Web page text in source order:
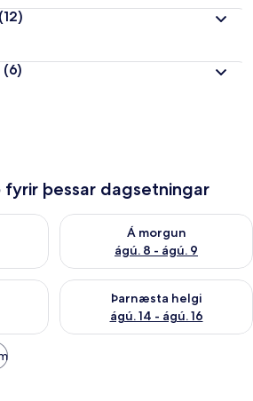
(12)
(6)
fyrir þessar dagsetningar
7 - ágú. 8
Á morgun
ágú. 8 - ágú. 9
Athuga framboð á morgun
ágú. 7 - ágú. 9
Þarnæsta helgi
ágú. 14 - ágú. 16
Athuga framboð þarnæstu